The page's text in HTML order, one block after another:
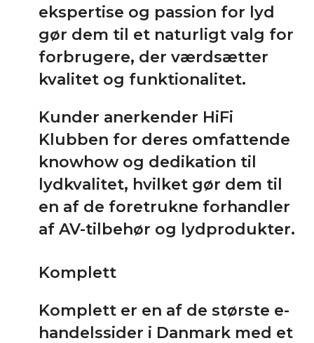
ekspertise og passion for lyd
gør dem til et naturligt valg for
forbrugere, der værdsætter
kvalitet og funktionalitet.
Kunder anerkender HiFi
Klubben for deres omfattende
knowhow og dedikation til
lydkvalitet, hvilket gør dem til
en af de foretrukne forhandler
af AV-tilbehør og lydprodukter.
Komplett
Komplett er en af de største e-
handelssider i Danmark med et